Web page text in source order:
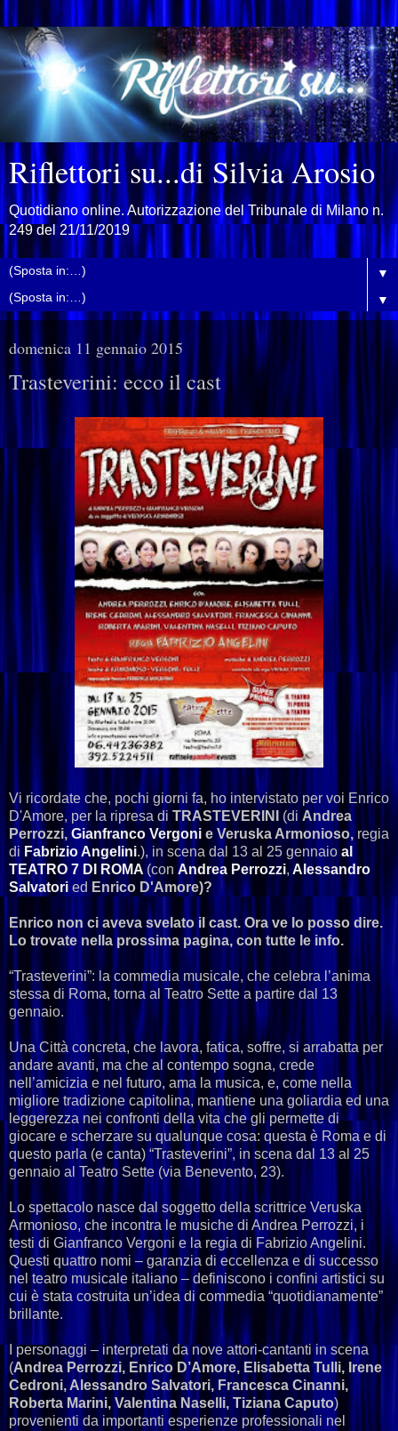
Riflettori su...di Silvia Arosio
Quotidiano online. Autorizzazione del Tribunale di Milano n.
249 del 21/11/2019
▼
▼
domenica 11 gennaio 2015
Trasteverini: ecco il cast
Vi ricordate che, pochi giorni fa, ho intervistato per voi Enrico
D'Amore, per la ripresa di TRASTEVERINI (di Andrea
Perrozzi, Gianfranco Vergoni e Veruska Armonioso, regia
di Fabrizio Angelini.), in scena dal 13 al 25 gennaio al
TEATRO 7 DI ROMA (con Andrea Perrozzi, Alessandro
Salvatori ed Enrico D'Amore)?
Enrico non ci aveva svelato il cast. Ora ve lo posso dire.
Lo trovate nella prossima pagina, con tutte le info.
“Trasteverini”: la commedia musicale, che celebra l’anima
stessa di Roma, torna al Teatro Sette a partire dal 13
gennaio.
Una Città concreta, che lavora, fatica, soffre, si arrabatta per
andare avanti, ma che al contempo sogna, crede
nell’amicizia e nel futuro, ama la musica, e, come nella
migliore tradizione capitolina, mantiene una goliardia ed una
leggerezza nei confronti della vita che gli permette di
giocare e scherzare su qualunque cosa: questa è Roma e di
questo parla (e canta) “Trasteverini”, in scena dal 13 al 25
gennaio al Teatro Sette (via Benevento, 23).
Lo spettacolo nasce dal soggetto della scrittrice Veruska
Armonioso, che incontra le musiche di Andrea Perrozzi, i
testi di Gianfranco Vergoni e la regia di Fabrizio Angelini.
Questi quattro nomi – garanzia di eccellenza e di successo
nel teatro musicale italiano – definiscono i confini artistici su
cui è stata costruita un’idea di commedia “quotidianamente”
brillante.
I personaggi – interpretati da nove attori-cantanti in scena
(Andrea Perrozzi, Enrico D’Amore, Elisabetta Tulli, Irene
Cedroni, Alessandro Salvatori, Francesca Cinanni,
Roberta Marini, Valentina Naselli, Tiziana Caputo)
provenienti da importanti esperienze professionali nel